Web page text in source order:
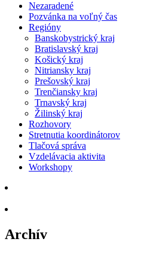
Nezaradené
Pozvánka na voľný čas
Regióny
Banskobystrický kraj
Bratislavský kraj
Košický kraj
Nitriansky kraj
Prešovský kraj
Trenčiansky kraj
Trnavský kraj
Žilinský kraj
Rozhovory
Stretnutia koordinátorov
Tlačová správa
Vzdelávacia aktivita
Workshopy
Archív